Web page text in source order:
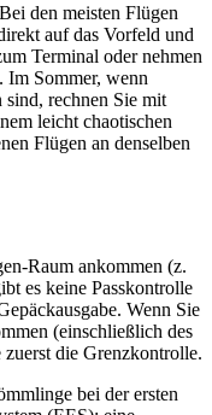
den meisten Flügen
auf das Vorfeld und
Terminal oder nehmen
Im Sommer, wenn
rechnen Sie mit
leicht chaotischen
Flügen an denselben
Raum ankommen (z.
es keine Passkontrolle
Wenn Sie
(einschließlich des
die Grenzkontrolle.
bei der ersten